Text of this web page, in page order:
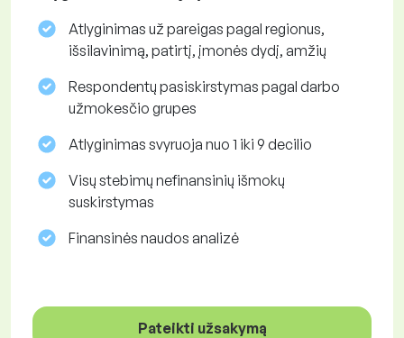
Atlyginimas už pareigas pagal regionus,
išsilavinimą, patirtį, įmonės dydį, amžių
Respondentų pasiskirstymas pagal darbo
užmokesčio grupes
Atlyginimas svyruoja nuo 1 iki 9 decilio
Visų stebimų nefinansinių išmokų
suskirstymas
Finansinės naudos analizė
Pateikti užsakymą